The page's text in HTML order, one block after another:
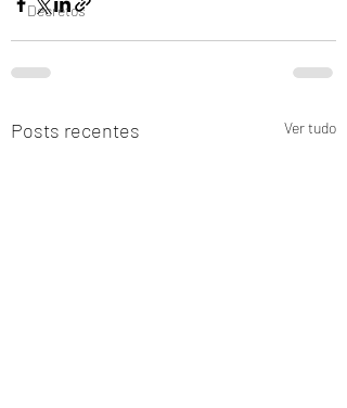
Decretos
Posts recentes Ver tudo